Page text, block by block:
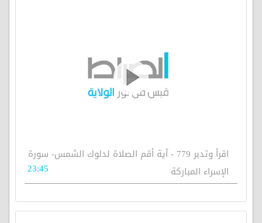
اقرأ وتدبر 779 - آية أقم الصلاة لدلوك الشمس- سورة
الإسراء المباركة
23:45